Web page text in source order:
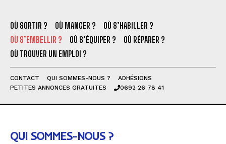
OÙ SORTIR ? OÙ MANGER ?
OÙ S’HABILLER ?
OÙ S’EMBELLIR ?
OÙ S’ÉQUIPER ?
OÙ RÉPARER ?
OÙ TROUVER UN EMPLOI ?
CONTACT QUI SOMMES-NOUS ?
ADHÉSIONS
PETITES ANNONCES GRATUITES
0692 26 78 41
QUI SOMMES-NOUS ?